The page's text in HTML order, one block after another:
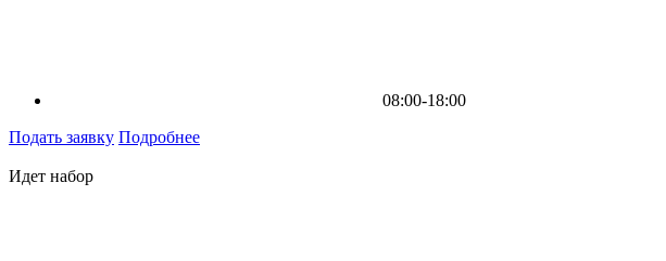
08:00-18:00
Подать заявку Подробнее
Идет набор